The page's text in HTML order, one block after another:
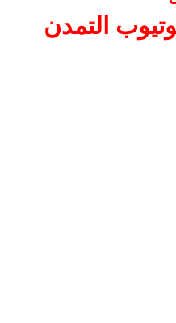
التمدن